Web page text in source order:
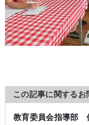
この記事に関するお
教育委員会指導部